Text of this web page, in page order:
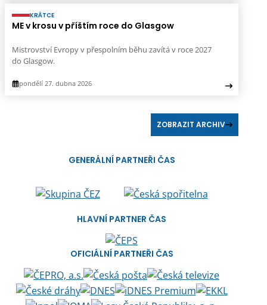
KRÁTCE
ME v krosu v příštím roce do Glasgow
Mistrovství Evropy v přespolním běhu zavítá v roce 2027
do Glasgow.
pondělí 27. dubna 2026
ZOBRAZIT ARCHIV
GENERÁLNÍ PARTNEŘI ČAS
HLAVNÍ PARTNER ČAS
OFICIÁLNÍ PARTNEŘI ČAS